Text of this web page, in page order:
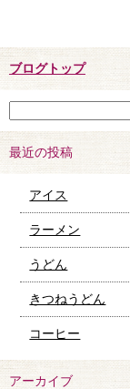
ブログトップ
最近の投稿
アイス
ラーメン
うどん
きつねうどん
コーヒー
アーカイブ